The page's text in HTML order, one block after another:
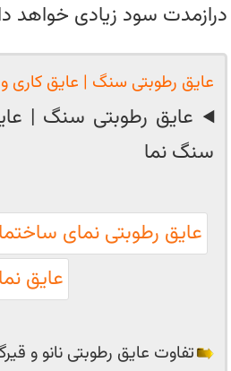
درازمدت سود زیادی خواهد
عایق رطوبتی سنگ | عایق کاری
عایق رطوبتی سنگ |
سنگ نما
عایق رطوبتی نمای
عایق نما
تفاوت عایق رطوبتی نانو و